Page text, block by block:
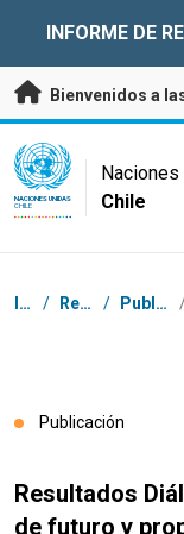
INFORME DE
Bienvenidos a
UN Logo
NACIONES UNIDAS
CHILE
Naciones
Chile
Coordenadas
Inicio / Recursos / Publicaciones /
Publicación
Resultados
de futuro y